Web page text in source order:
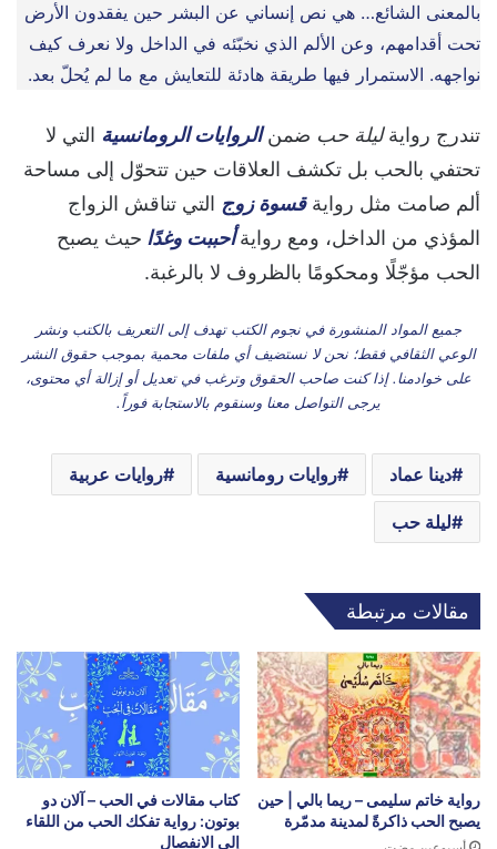
بالمعنى الشائع… هي نص إنساني عن البشر حين يفقدون الأرض
تحت أقدامهم، وعن الألم الذي نخبّئه في الداخل ولا نعرف كيف
نواجهه. الاستمرار فيها طريقة هادئة للتعايش مع ما لم يُحلّ بعد.
تندرج روايةليلة حب ضمنالروايات الرومانسية التي لا
تحتفي بالحب بل تكشف العلاقات حين تتحوّل إلى مساحة
ألم صامت مثل روايةقسوة زوج التي تناقش الزواج
المؤذي من الداخل، ومع روايةأحببت وغدًا حيث يصبح
الحب مؤجّلًا ومحكومًا بالظروف لا بالرغبة.
جميع المواد المنشورة في نجوم الكتب تهدف إلى التعريف بالكتب ونشر
الوعي الثقافي فقط؛ نحن لا نستضيف أي ملفات محمية بموجب حقوق النشر
على خوادمنا. إذا كنت صاحب الحقوق وترغب في تعديل أو إزالة أي محتوى،
يرجى التواصل معنا وسنقوم بالاستجابة فوراً.
دينا عماد روايات رومانسية روايات عربية
ليلة حب
مقالات مرتبطة
رواية خاتم سليمى – ريما بالي | حين
يصبح الحب ذاكرةً لمدينة مدمّرة
كتاب مقالات في الحب – آلان دو
بوتون: رواية تفكك الحب من اللقاء
إلى الانفصال